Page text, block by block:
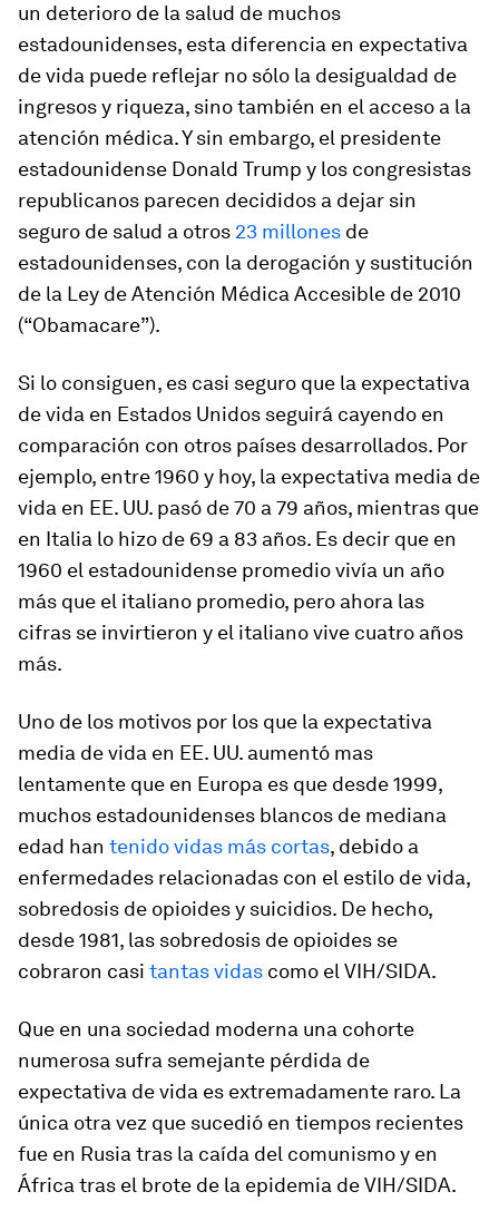
un deterioro de la salud de muchos
estadounidenses, esta diferencia en expectativa
de vida puede reflejar no sólo la desigualdad de
ingresos y riqueza, sino también en el acceso a la
atención médica. Y sin embargo, el presidente
estadounidense Donald Trump y los congresistas
republicanos parecen decididos a dejar sin
seguro de salud a otros 23 millones de
estadounidenses, con la derogación y sustitución
de la Ley de Atención Médica Accesible de 2010
(“Obamacare”).
Si lo consiguen, es casi seguro que la expectativa
de vida en Estados Unidos seguirá cayendo en
comparación con otros países desarrollados. Por
ejemplo, entre 1960 y hoy, la expectativa media de
vida en EE. UU. pasó de 70 a 79 años, mientras que
en Italia lo hizo de 69 a 83 años. Es decir que en
1960 el estadounidense promedio vivía un año
más que el italiano promedio, pero ahora las
cifras se invirtieron y el italiano vive cuatro años
más.
Uno de los motivos por los que la expectativa
media de vida en EE. UU. aumentó mas
lentamente que en Europa es que desde 1999,
muchos estadounidenses blancos de mediana
edad han tenido vidas más cortas, debido a
enfermedades relacionadas con el estilo de vida,
sobredosis de opioides y suicidios. De hecho,
desde 1981, las sobredosis de opioides se
cobraron casi tantas vidas como el VIH/SIDA.
Que en una sociedad moderna una cohorte
numerosa sufra semejante pérdida de
expectativa de vida es extremadamente raro. La
única otra vez que sucedió en tiempos recientes
fue en Rusia tras la caída del comunismo y en
África tras el brote de la epidemia de VIH/SIDA.